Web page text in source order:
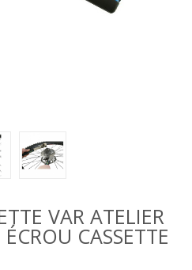
VAR ATELIER
CASSETTE